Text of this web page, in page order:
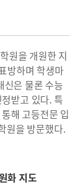
원을 개원한 지
방하며 학생마
신은 물론 수능
받고 있다. 특
해 고등전문 입
원을 방문했다.
화 지도